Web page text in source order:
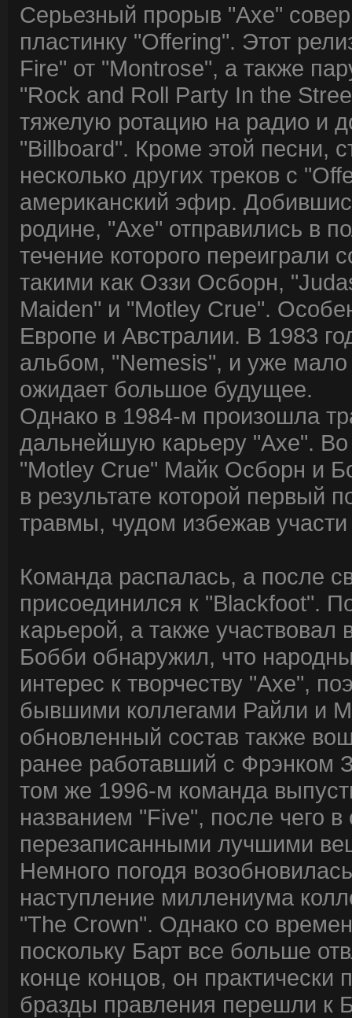
Серьезный прорыв "Axe"
пластинку "Offering". Этот
Fire" от "Montrose", а также
"Rock and Roll Party In the
тяжелую ротацию на радио и
"Billboard". Кроме этой песни,
несколько других треков с
американский эфир.
родине, "Axe" отправились в
течение которого
такими как Оззи Осборн,
Maiden" и "Motley Crue".
Европе и Австралии. В 1983
альбом, "Nemesis", и уже
ожидает большое будущее.
Однако в 1984-м произошла
дальнейшую карьеру "Axe".
"Motley Crue" Майк Осборн и
в результате которой первый
травмы, чудом избежав участи
Команда распалась, а после
присоединился к "Blackfoot".
карьерой, а также участвовал
Бобби обнаружил, что
интерес к творчеству "Axe",
бывшими коллегами Райли и
обновленный состав также
ранее работавший с Фрэнком
том же 1996-м команда
названием "Five", после чего
перезаписанными лучшими
Немного погодя
наступление миллениума
"The Crown". Однако со
поскольку Барт все больше
конце концов, он практически
бразды правления перешли к